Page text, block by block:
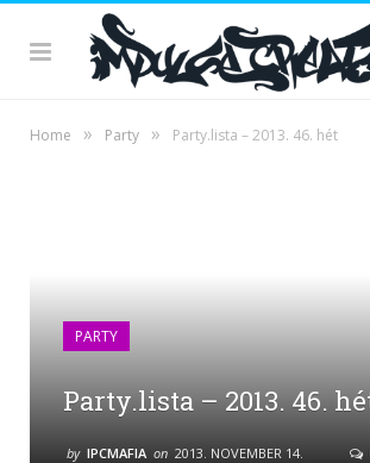
Home » Party » Party.lista – 2013. 46. hét
PARTY
Party.lista – 2013. 46.
by IPCMAFIA on 2013. NOVEMBER 14.